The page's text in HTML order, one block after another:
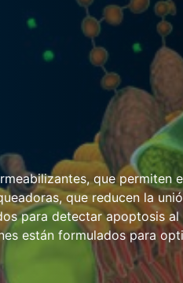
que permiten
que reducen la
para detectar apoptosis
están formulados para